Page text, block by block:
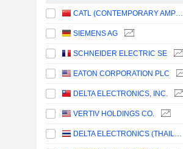
CATL (CONTEMPORARY AMPEREX TECHNOLOGY)
SIEMENS AG
SCHNEIDER ELECTRIC SE
EATON CORPORATION PLC
DELTA ELECTRONICS, INC.
VERTIV HOLDINGS CO.
DELTA ELECTRONICS (THAILAND)